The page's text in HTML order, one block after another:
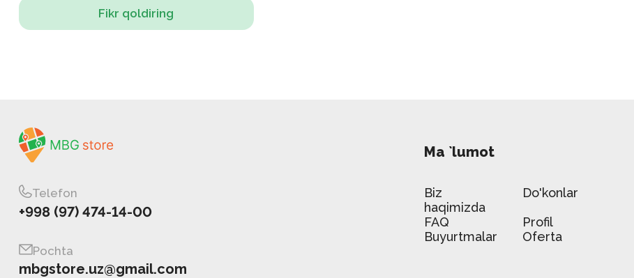
Fikr qoldiring
Telefon
+998 (97) 474-14-00
Pochta
mbgstore.uz@gmail.com
Ma `lumot
Biz
haqimizda
Do'konlar
FAQ
Profil
Buyurtmalar
Oferta